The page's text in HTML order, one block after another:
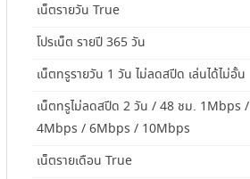
เน็ตรายวัน True
โปรเน็ต รายปี 365 วัน
เน็ตทรูรายวัน 1 วัน ไม่ลดสปีด เล่นได้ไม่อั้น
เน็ตทรูไม่ลดสปีด 2 วัน / 48 ชม. 1Mbps /
4Mbps / 6Mbps / 10Mbps
เน็ตรายเดือน True